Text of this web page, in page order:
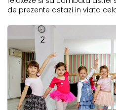
de prezente astazi in viata